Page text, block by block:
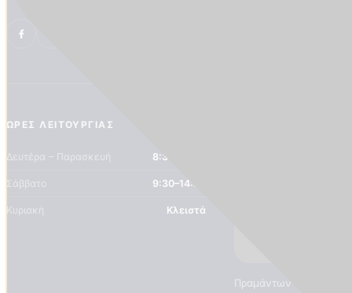
ΏΡΕΣ ΛΕΙΤΟΥΡΓΊΑΣ
Δευτέρα – Παρασκευή 8:30–19:00
Σάββατο 9:30–14:00
Κυριακή Κλειστά
Πραμάντων 16, Κουκάκι